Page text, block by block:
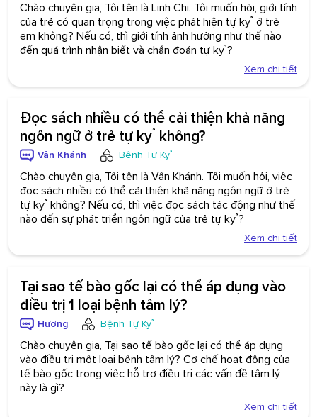
Chào chuyên gia, Tôi tên là Linh Chi. Tôi muốn hỏi, giới tính
của trẻ có quan trọng trong việc phát hiện tự kỷ ở trẻ
em không? Nếu có, thì giới tính ảnh hưởng như thế nào
đến quá trình nhận biết và chẩn đoán tự kỷ?
Xem chi tiết
Đọc sách nhiều có thể cải thiện khả năng
ngôn ngữ ở trẻ tự kỷ không?
Vân Khánh Bệnh Tự Kỷ
Chào chuyên gia, Tôi tên là Vân Khánh. Tôi muốn hỏi, việc
đọc sách nhiều có thể cải thiện khả năng ngôn ngữ ở trẻ
tự kỷ không? Nếu có, thì việc đọc sách tác động như thế
nào đến sự phát triển ngôn ngữ của trẻ tự kỷ?
Xem chi tiết
Tại sao tế bào gốc lại có thể áp dụng vào
điều trị 1 loại bệnh tâm lý?
Hương Bệnh Tự Kỷ
Chào chuyên gia, Tại sao tế bào gốc lại có thể áp dụng
vào điều trị một loại bệnh tâm lý? Cơ chế hoạt động của
tế bào gốc trong việc hỗ trợ điều trị các vấn đề tâm lý
này là gì?
Xem chi tiết